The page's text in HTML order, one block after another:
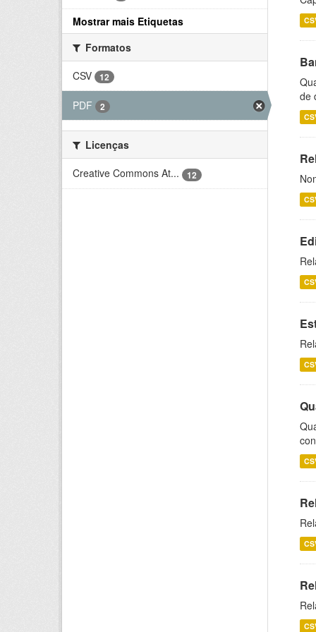
Mostrar mais Etiquetas
Formatos
CSV
12
PDF 2
Licenças
Creative Commons At...
12
de